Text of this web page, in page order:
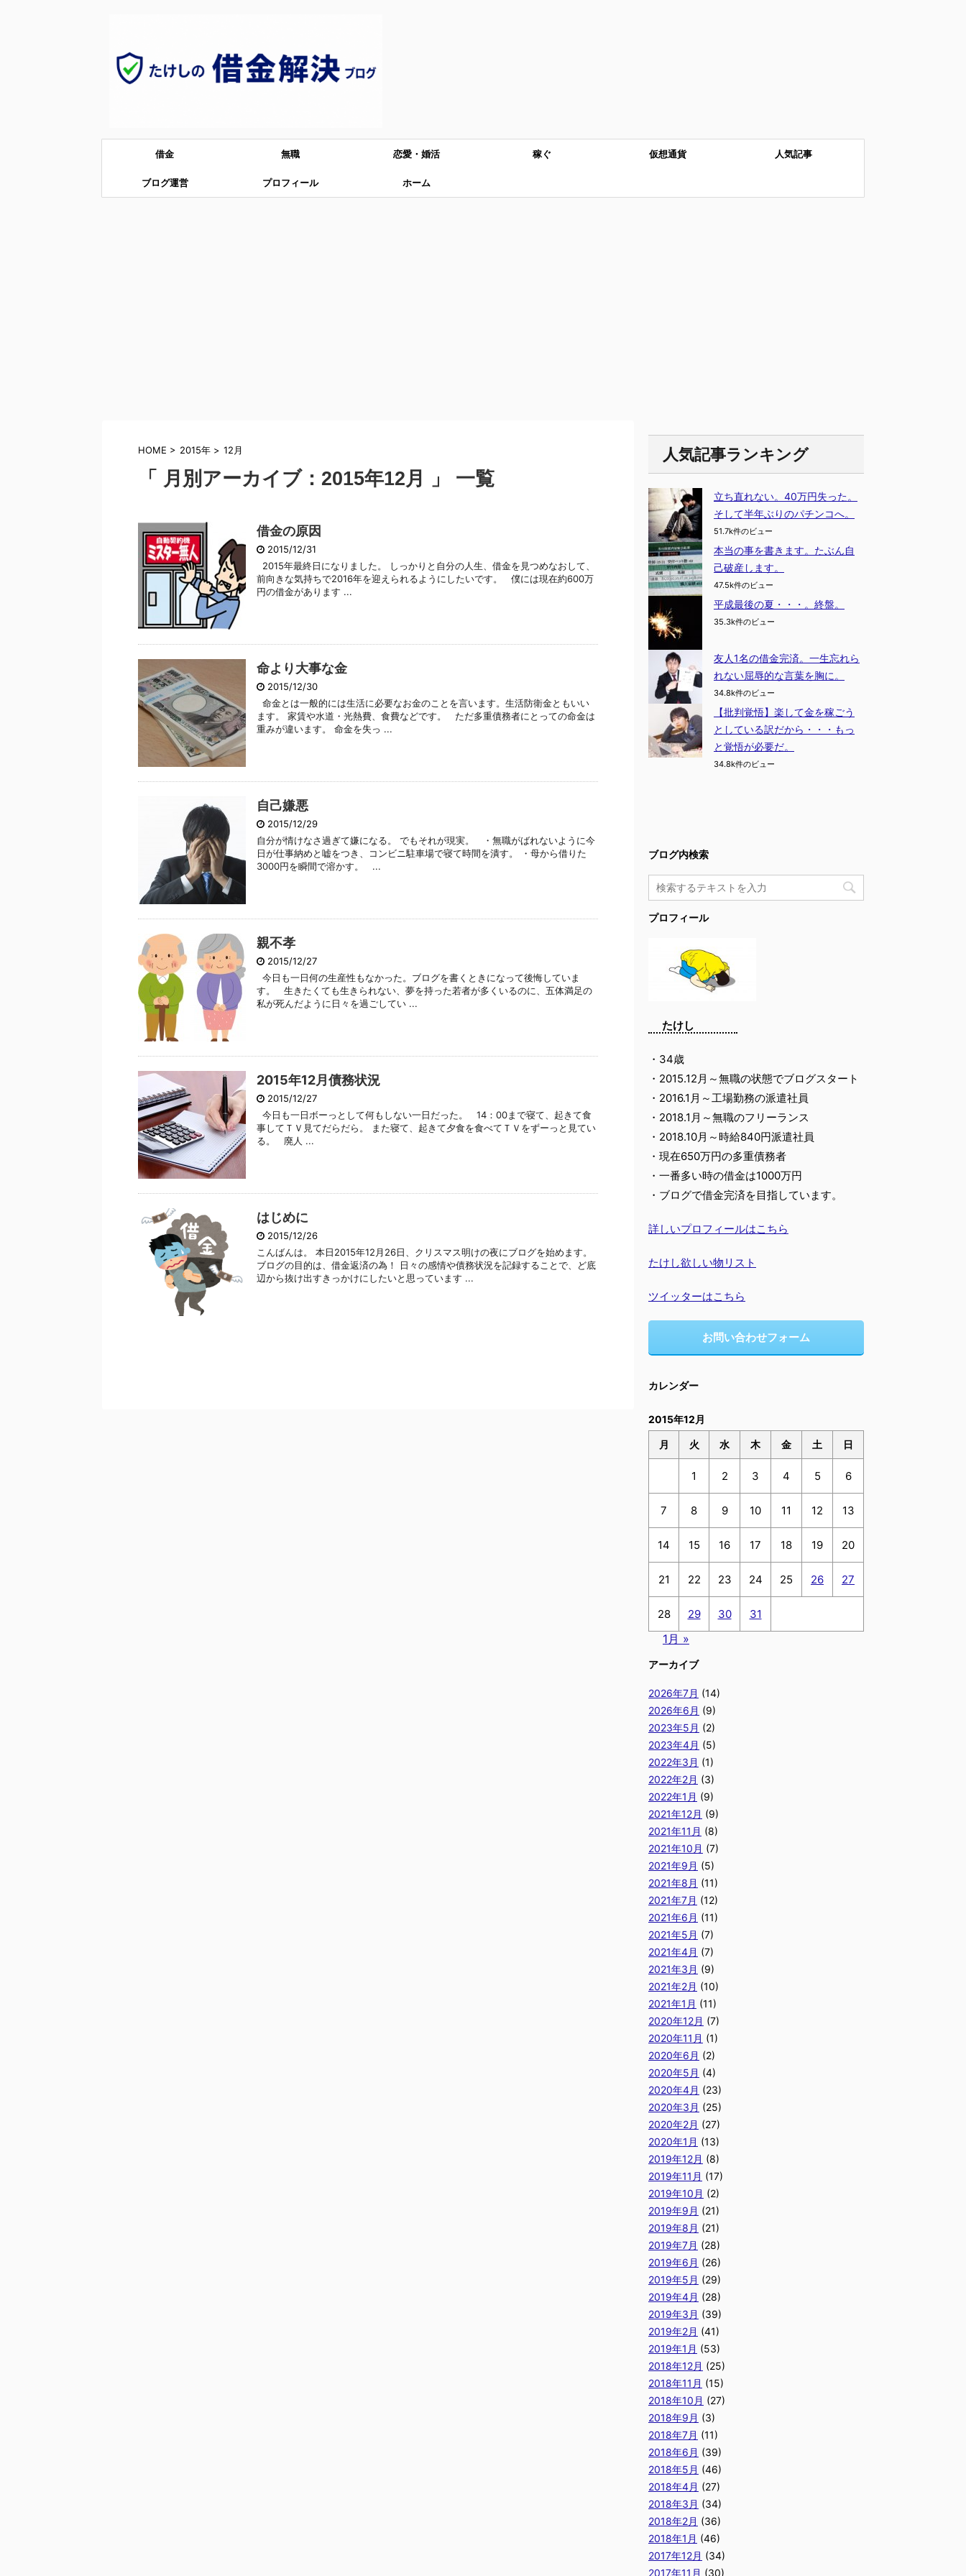
借金 無職 恋愛・婚活 稼ぐ 仮想通貨 人気記事
ブログ運営 プロフィール ホーム
HOME > 2015年 > 12月
「 月別アーカイブ：2015年12月 」 一覧
借金の原因
2015/12/31
2015年最終日になりました。 しっかりと自分の人生、借金を見つめなおして、
前向きな気持ちで2016年を迎えられるようにしたいです。 僕には現在約600万
円の借金があります ...
命より大事な金
2015/12/30
命金とは一般的には生活に必要なお金のことを言います。生活防衛金ともいい
ます。 家賃や水道・光熱費、食費などです。 ただ多重債務者にとっての命金は
重みが違います。 命金を失っ ...
自己嫌悪
2015/12/29
自分が情けなさ過ぎて嫌になる。 でもそれが現実。 ・無職がばれないように今
日が仕事納めと嘘をつき、コンビニ駐車場で寝て時間を潰す。 ・母から借りた
3000円を瞬間で溶かす。 ...
親不孝
2015/12/27
今日も一日何の生産性もなかった。ブログを書くときになって後悔していま
す。 生きたくても生きられない、夢を持った若者が多くいるのに、五体満足の
私が死んだように日々を過ごしてい ...
2015年12月債務状況
2015/12/27
今日も一日ボーっとして何もしない一日だった。 14：00まで寝て、起きて食
事してＴＶ見てだらだら。 また寝て、起きて夕食を食べてＴＶをずーっと見てい
る。 廃人 ...
はじめに
2015/12/26
こんばんは。 本日2015年12月26日、クリスマス明けの夜にブログを始めます。
ブログの目的は、借金返済の為！ 日々の感情や債務状況を記録することで、ど底
辺から抜け出すきっかけにしたいと思っています ...
人気記事ランキング
立ち直れない。40万円失った。
そして半年ぶりのパチンコへ。
51.7k件のビュー
本当の事を書きます。たぶん自
己破産します。
47.5k件のビュー
平成最後の夏・・・。終盤。
35.3k件のビュー
友人1名の借金完済。一生忘れら
れない屈辱的な言葉を胸に。
34.8k件のビュー
【批判覚悟】楽して金を稼ごう
としている訳だから・・・もっ
と覚悟が必要だ。
34.8k件のビュー
ブログ内検索
プロフィール
たけし
・34歳
・2015.12月～無職の状態でブログスタート
・2016.1月～工場勤務の派遣社員
・2018.1月～無職のフリーランス
・2018.10月～時給840円派遣社員
・現在650万円の多重債務者
・一番多い時の借金は1000万円
・ブログで借金完済を目指しています。
詳しいプロフィールはこちら
たけし欲しい物リスト
ツイッターはこちら
お問い合わせフォーム
カレンダー
2015年12月
月 火 水 木 金 土 日
1 2 3 4 5 6
7 8 9 10 11 12 13
14 15 16 17 18 19 20
21 22 23 24 25 26 27
28 29 30 31
1月 »
アーカイブ
2026年7月 (14)
2026年6月 (9)
2023年5月 (2)
2023年4月 (5)
2022年3月 (1)
2022年2月 (3)
2022年1月 (9)
2021年12月 (9)
2021年11月 (8)
2021年10月 (7)
2021年9月 (5)
2021年8月 (11)
2021年7月 (12)
2021年6月 (11)
2021年5月 (7)
2021年4月 (7)
2021年3月 (9)
2021年2月 (10)
2021年1月 (11)
2020年12月 (7)
2020年11月 (1)
2020年6月 (2)
2020年5月 (4)
2020年4月 (23)
2020年3月 (25)
2020年2月 (27)
2020年1月 (13)
2019年12月 (8)
2019年11月 (17)
2019年10月 (2)
2019年9月 (21)
2019年8月 (21)
2019年7月 (28)
2019年6月 (26)
2019年5月 (29)
2019年4月 (28)
2019年3月 (39)
2019年2月 (41)
2019年1月 (53)
2018年12月 (25)
2018年11月 (15)
2018年10月 (27)
2018年9月 (3)
2018年7月 (11)
2018年6月 (39)
2018年5月 (46)
2018年4月 (27)
2018年3月 (34)
2018年2月 (36)
2018年1月 (46)
2017年12月 (34)
2017年11月 (30)